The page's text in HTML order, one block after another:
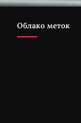
Облако меток